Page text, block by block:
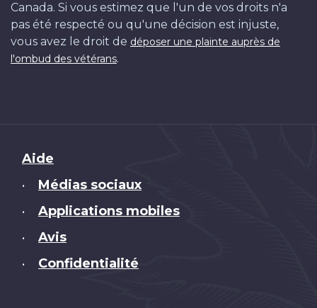
Canada. Si vous estimez que l'un de vos droits n'a
pas été respecté ou qu'une décision est injuste,
vous avez le droit de déposer une plainte auprès de
l'ombud des vétérans.
Brand
Aide
• Médias sociaux
• Applications mobiles
• Avis
• Confidentialité